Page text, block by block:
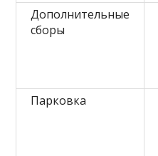
Дополнительные
сборы
Парковка